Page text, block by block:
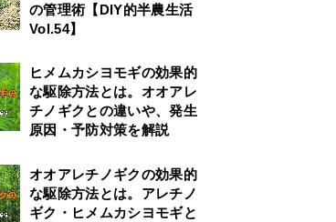
の管理術【DIY的半農生活
Vol.54】
ヒメムカシヨモギの効果的
な駆除方法とは。オオアレ
チノギクとの違いや、発生
原因・予防対策を解説
オオアレチノギクの効果的
な駆除方法とは。アレチノ
ギク・ヒメムカシヨモギと